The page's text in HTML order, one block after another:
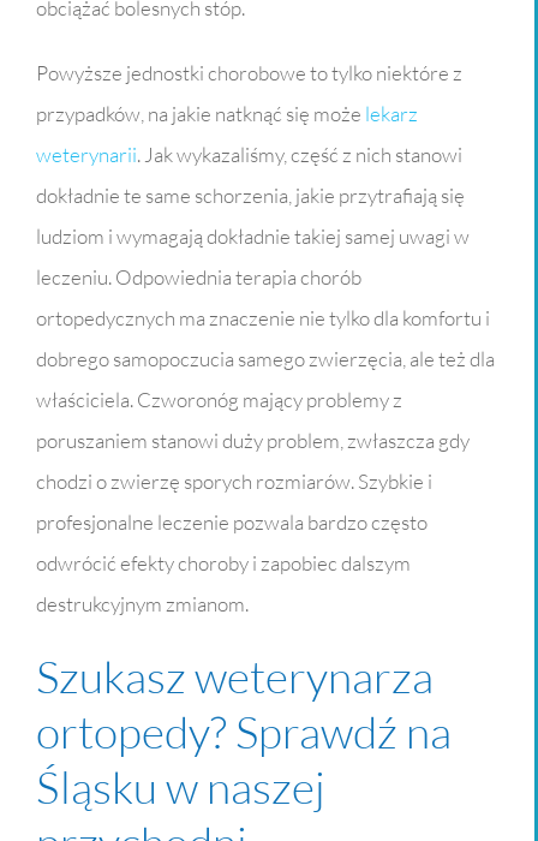
obciążać bolesnych stóp.
Powyższe jednostki chorobowe to tylko niektóre z
przypadków, na jakie natknąć się może lekarz
weterynarii. Jak wykazaliśmy, część z nich stanowi
dokładnie te same schorzenia, jakie przytrafiają się
ludziom i wymagają dokładnie takiej samej uwagi w
leczeniu. Odpowiednia terapia chorób
ortopedycznych ma znaczenie nie tylko dla komfortu i
dobrego samopoczucia samego zwierzęcia, ale też dla
właściciela. Czworonóg mający problemy z
poruszaniem stanowi duży problem, zwłaszcza gdy
chodzi o zwierzę sporych rozmiarów. Szybkie i
profesjonalne leczenie pozwala bardzo często
odwrócić efekty choroby i zapobiec dalszym
destrukcyjnym zmianom.
Szukasz weterynarza
ortopedy? Sprawdź na
Śląsku w naszej